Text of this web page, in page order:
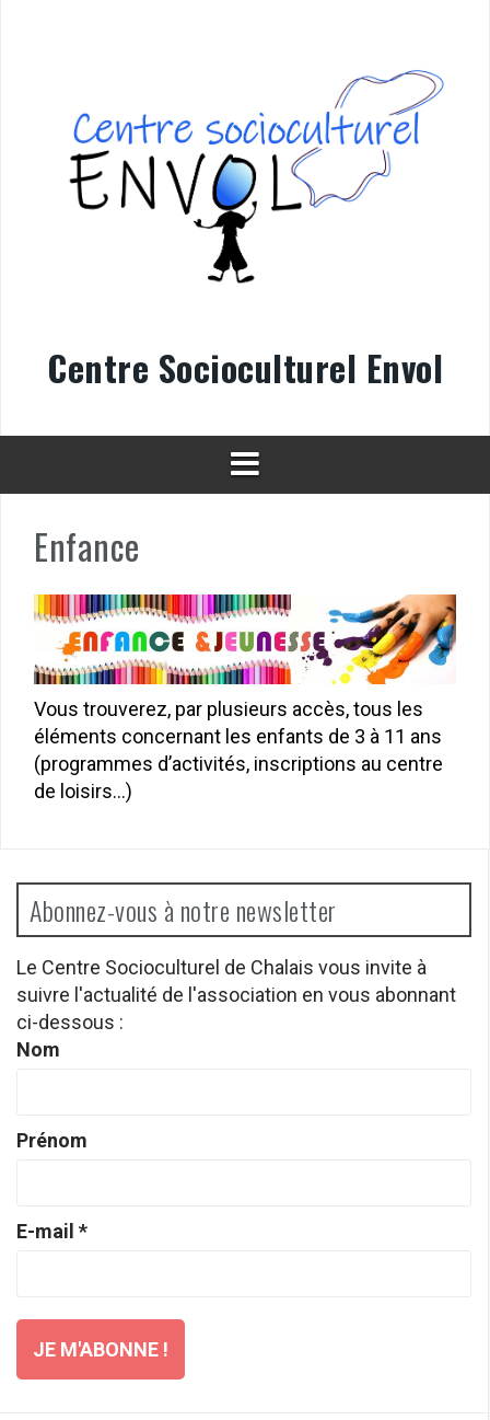
Centre Socioculturel Envol
Enfance
Vous trouverez, par plusieurs accès, tous les
éléments concernant les enfants de 3 à 11 ans
(programmes d’activités, inscriptions au centre
de loisirs…)
Abonnez-vous à notre newsletter
Le Centre Socioculturel de Chalais vous invite à
suivre l'actualité de l'association en vous abonnant
ci-dessous :
Nom
Prénom
E-mail *